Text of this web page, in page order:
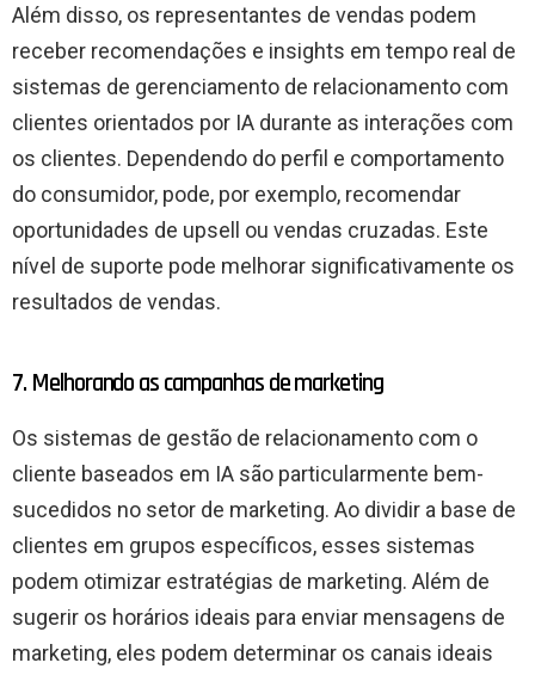
Além disso, os representantes de vendas podem
receber recomendações e insights em tempo real de
sistemas de gerenciamento de relacionamento com
clientes orientados por IA durante as interações com
os clientes. Dependendo do perfil e comportamento
do consumidor, pode, por exemplo, recomendar
oportunidades de upsell ou vendas cruzadas. Este
nível de suporte pode melhorar significativamente os
resultados de vendas.
7. Melhorando as campanhas de marketing
Os sistemas de gestão de relacionamento com o
cliente baseados em IA são particularmente bem-
sucedidos no setor de marketing. Ao dividir a base de
clientes em grupos específicos, esses sistemas
podem otimizar estratégias de marketing. Além de
sugerir os horários ideais para enviar mensagens de
marketing, eles podem determinar os canais ideais